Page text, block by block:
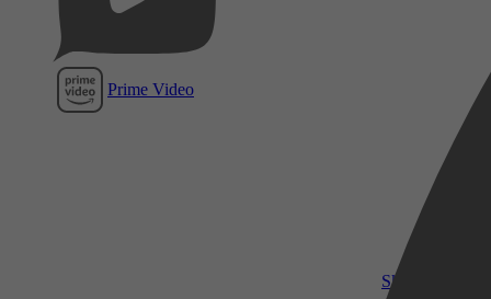
Prime Video
SkyShowtime